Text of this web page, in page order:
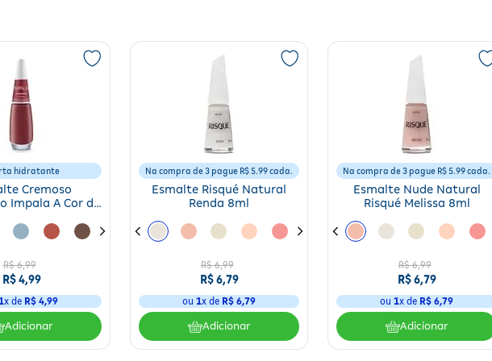
unha para garantir que a pintura com o esmalte será uniforme.
estão reunidas na Farmácia Indiana! São muitas opções de cores para você explorar enquanto
a integridade das unhas
e recuperá-las de possíveis danos!
também com os melhoresacessóriospara cuidar da beleza e da saúde das unhas. Dos
precisa para cuidados completos está a poucos cliques de distância!
hidratante
Cremoso
Impala A Cor da
R$ 6,99
R$ 4,99
x de R$ 4,99
Adicionar
Na compra de 3 pague R$ 5.99 cada.
Esmalte Risqué Natural
Renda 8ml
R$ 6,99
R$ 6,79
ou 1x de R$ 6,79
Adicionar
Na compra de 3 pague R$ 5.99 cada.
Esmalte Nude Natural
Risqué Melissa 8ml
R$ 6,99
R$ 6,79
ou 1x de R$ 6,79
Adicionar